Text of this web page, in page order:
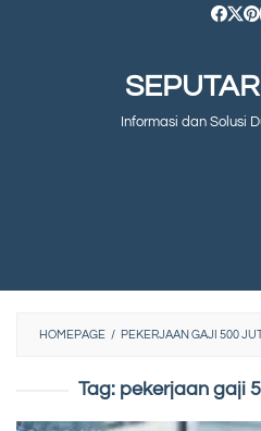
Informasi dan Solusi
HOMEPAGE / PEKERJAAN GAJI 500
Tag: pekerjaan gaji